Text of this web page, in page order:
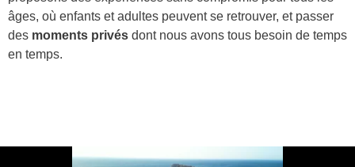
âges, où enfants et adultes peuvent se retrouver, et passer
des moments privés dont nous avons tous besoin de temps
en temps.